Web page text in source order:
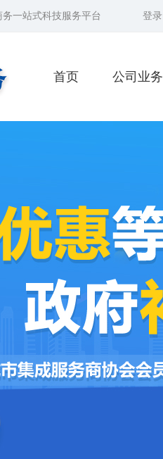
一站式科技服务平台 登录
首页 公司业务